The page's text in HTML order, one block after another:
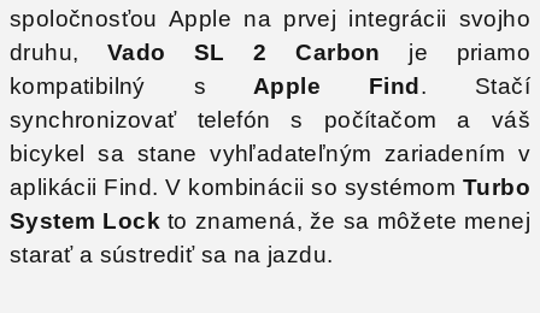
spoločnosťou Apple na prvej integrácii svojho
druhu, Vado SL 2 Carbon je priamo
kompatibilný s Apple Find . Stačí
synchronizovať telefón s počítačom a váš
bicykel sa stane vyhľadateľným zariadením v
aplikácii Find. V kombinácii so systémom Turbo
System Lock to znamená, že sa môžete menej
starať a sústrediť sa na jazdu.